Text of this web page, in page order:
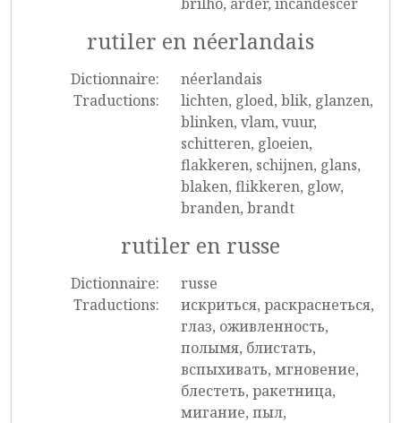
rutiler en néerlandais
Dictionnaire:
néerlandais
Traductions:
lichten, gloed, blik, glanzen,
blinken, vlam, vuur,
schitteren, gloeien,
flakkeren, schijnen, glans,
blaken, flikkeren, glow,
branden, brandt
rutiler en russe
Dictionnaire:
russe
Traductions:
искриться, раскраснеться,
глаз, оживленность,
полымя, блистать,
вспыхивать, мгновение,
блестеть, ракетница,
мигание, пыл,